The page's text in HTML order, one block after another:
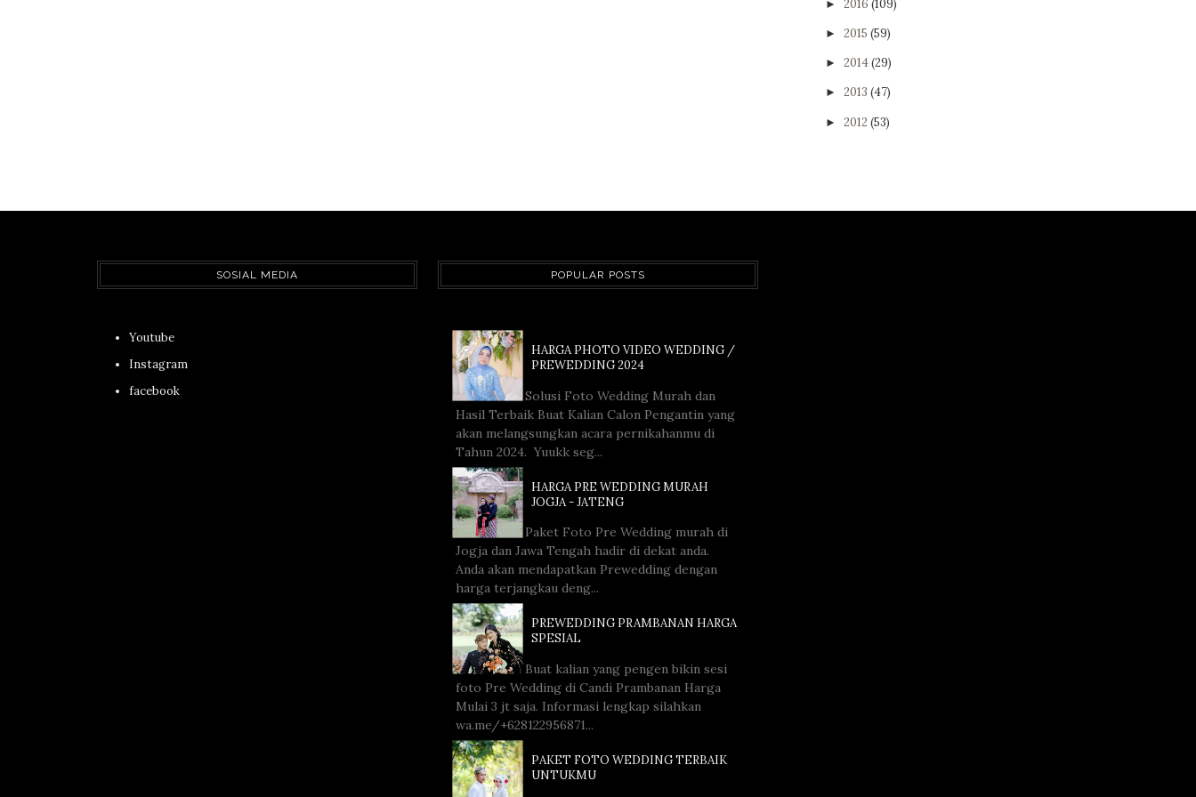
► 2016 (109)
► 2015 (59)
► 2014(29)
► 2013 (47)
► 2012 (53)
SOSIAL MEDIA
Youtube
Instagram
facebook
POPULAR POSTS
HARGA PHOTO VIDEO WEDDING /
PREWEDDING 2024
Solusi Foto Wedding Murah dan
Hasil Terbaik Buat Kalian Calon Pengantin yang
akan melangsungkan acara pernikahanmu di
Tahun 2024. Yuukk seg...
HARGA PRE WEDDING MURAH
JOGJA - JATENG
Paket Foto Pre Wedding murah di
Jogja dan Jawa Tengah hadir di dekat anda.
Anda akan mendapatkan Prewedding dengan
harga terjangkau deng...
PREWEDDING PRAMBANAN HARGA
SPESIAL
Buat kalian yang pengen bikin sesi
foto Pre Wedding di Candi Prambanan Harga
Mulai 3 jt saja. Informasi lengkap silahkan
wa.me/+628122956871...
PAKET FOTO WEDDING TERBAIK
UNTUKMU